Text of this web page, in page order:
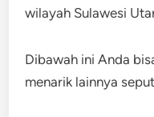
wilayah Sulawesi
Dibawah ini Anda
menarik lainnya